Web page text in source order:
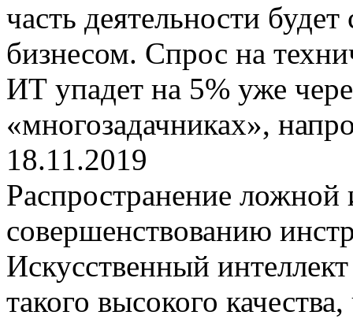
часть деятельности
бизнесом. Спрос на
ИТ упадет на 5% уже
«многозадачниках»,
18.11.2019
Распространение
совершенствованию
Искусственный
такого высокого